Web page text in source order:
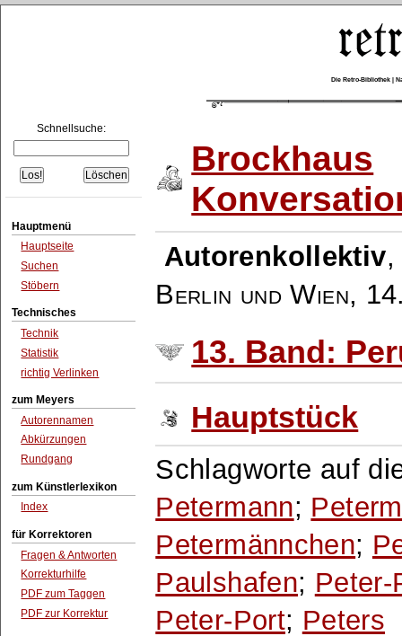
Die Retro-Bibliothek |
Schnellsuche:
Hauptmenü
Hauptseite
Suchen
Stöbern
Technisches
Technik
Statistik
richtig Verlinken
zum Meyers
Autorennamen
Abkürzungen
Rundgang
zum Künstlerlexikon
Index
für Korrektoren
Fragen & Antworten
Korrekturhilfe
PDF zum Taggen
PDF zur Korrektur
Brockhaus
Autorenkollektiv
Berlin und Wien,
13. Band:
Hauptstück
Schlagworte auf
Petermann;
Petermännchen;
Paulshafen; Peter-
Peter-Port; Peters